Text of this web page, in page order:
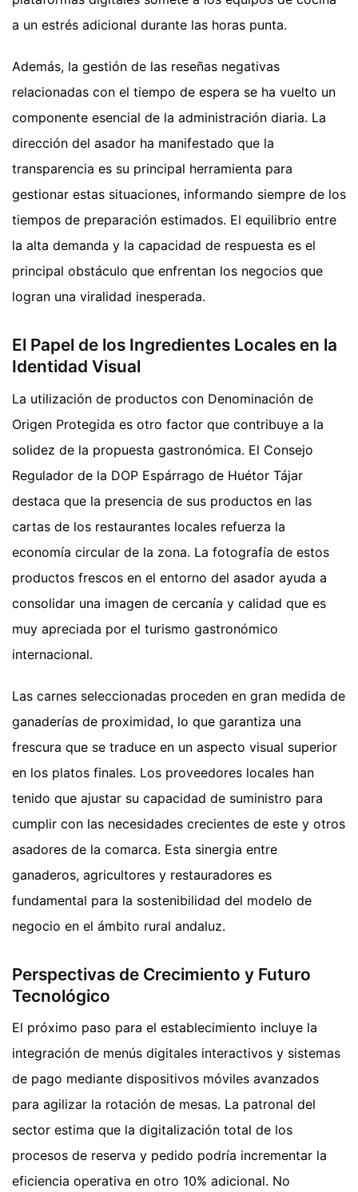
a un estrés adicional durante las horas punta.
Además, la gestión de las reseñas negativas
relacionadas con el tiempo de espera se ha vuelto un
componente esencial de la administración diaria. La
dirección del asador ha manifestado que la
transparencia es su principal herramienta para
gestionar estas situaciones, informando siempre de los
tiempos de preparación estimados. El equilibrio entre
la alta demanda y la capacidad de respuesta es el
principal obstáculo que enfrentan los negocios que
logran una viralidad inesperada.
El Papel de los Ingredientes Locales en la
Identidad Visual
La utilización de productos con Denominación de
Origen Protegida es otro factor que contribuye a la
solidez de la propuesta gastronómica. El Consejo
Regulador de la DOP Espárrago de Huétor Tájar
destaca que la presencia de sus productos en las
cartas de los restaurantes locales refuerza la
economía circular de la zona. La fotografía de estos
productos frescos en el entorno del asador ayuda a
consolidar una imagen de cercanía y calidad que es
muy apreciada por el turismo gastronómico
internacional.
Las carnes seleccionadas proceden en gran medida de
ganaderías de proximidad, lo que garantiza una
frescura que se traduce en un aspecto visual superior
en los platos finales. Los proveedores locales han
tenido que ajustar su capacidad de suministro para
cumplir con las necesidades crecientes de este y otros
asadores de la comarca. Esta sinergia entre
ganaderos, agricultores y restauradores es
fundamental para la sostenibilidad del modelo de
negocio en el ámbito rural andaluz.
Perspectivas de Crecimiento y Futuro
Tecnológico
El próximo paso para el establecimiento incluye la
integración de menús digitales interactivos y sistemas
de pago mediante dispositivos móviles avanzados
para agilizar la rotación de mesas. La patronal del
sector estima que la digitalización total de los
procesos de reserva y pedido podría incrementar la
eficiencia operativa en otro 10% adicional. No